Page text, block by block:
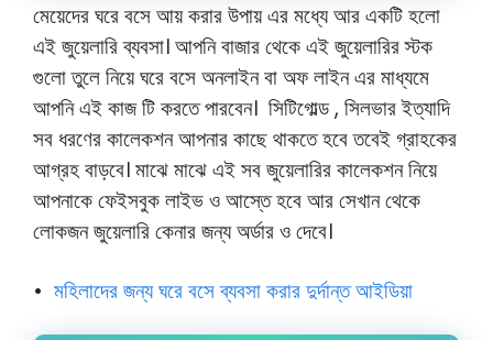
মেয়েদের ঘরে বসে আয় করার উপায় এর মধ্যে আর একটি হলো
এই জুয়েলারি ব্যবসা। আপনি বাজার থেকে এই জুয়েলারির স্টক
গুলো তুলে নিয়ে ঘরে বসে অনলাইন বা অফ লাইন এর মাধ্যমে
আপনি এই কাজ টি করতে পারবেন। সিটিগোল্ড , সিলভার ইত্যাদি
সব ধরণের কালেকশন আপনার কাছে থাকতে হবে তবেই গ্রাহকের
আগ্রহ বাড়বে। মাঝে মাঝে এই সব জুয়েলারির কালেকশন নিয়ে
আপনাকে ফেইসবুক লাইভ ও আস্তে হবে আর সেখান থেকে
লোকজন জুয়েলারি কেনার জন্য অর্ডার ও দেবে।
• মহিলাদের জন্য ঘরে বসে ব্যবসা করার দুর্দান্ত আইডিয়া